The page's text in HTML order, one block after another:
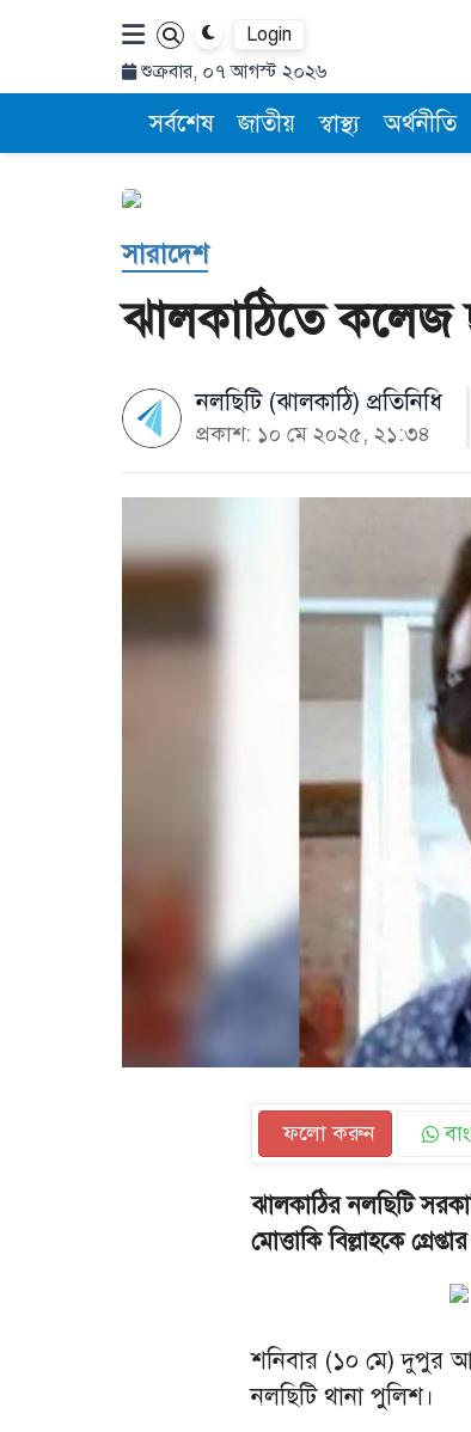
Login
শুক্রবার, ০৭ আগস্ট ২০২৬
সর্বশেষ জাতীয় স্বাস্থ্য অর্থনীতি
সারাদেশ
ঝালকাঠিতে কলেজ
নলছিটি (ঝালকাঠি) প্রতিনিধি
প্রকাশ: ১০ মে ২০২৫, ২১:৩৪
ফলো করুন
ঝালকাঠির নলছিটি
মোত্তাকি বিল্লাহকে
শনিবার (১০ মে) দুপুর
নলছিটি থানা পুলিশ।